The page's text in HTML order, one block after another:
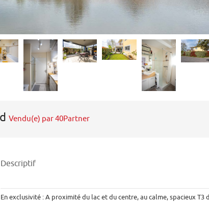
Vendu(e) par 40Partner
Descriptif
En exclusivité : A proximité du lac et du centre, au calme, spacieux T3